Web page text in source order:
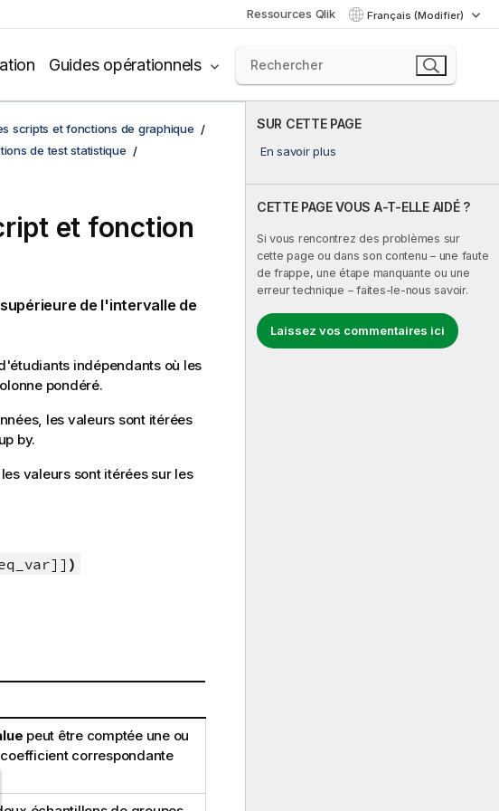
Ressources Qlik Français (Modifier)
Guides opérationnels
SUR CETTE PAGE
En savoir plus
CETTE PAGE VOUS A-T-ELLE AIDÉ ?
Si vous rencontrez des problèmes sur
cette page ou dans son contenu – une faute
de frappe, une étape manquante ou une
erreur technique – faites-le-nous savoir.
Laissez vos commentaires ici
scripts et fonctions de graphique
de test statistique
et fonction
de l'intervalle de
indépendants où les
pondéré.
les valeurs sont itérées
by.
valeurs sont itérées sur les
)
peut être comptée une ou
correspondante